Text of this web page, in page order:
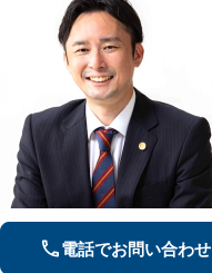
電話でお問い合わせ